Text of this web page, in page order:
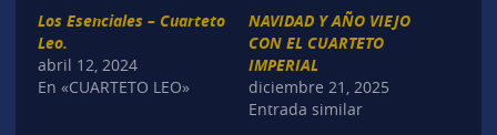
Los Esenciales – Cuarteto
Leo.
abril 12, 2024
En «CUARTETO LEO»
NAVIDAD Y AÑO VIEJO
CON EL CUARTETO
IMPERIAL
diciembre 21, 2025
Entrada similar